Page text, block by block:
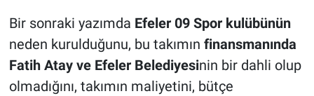
Bir sonraki yazımda Efeler 09 Spor kulübünün
neden kurulduğunu, bu takımın finansmanında
Fatih Atay ve Efeler Belediyesinin bir dahli olup
olmadığını, takımın maliyetini, bütçe